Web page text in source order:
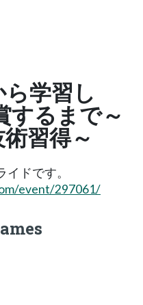
学習し
するまで～
習得～
ドです。
event/297061/